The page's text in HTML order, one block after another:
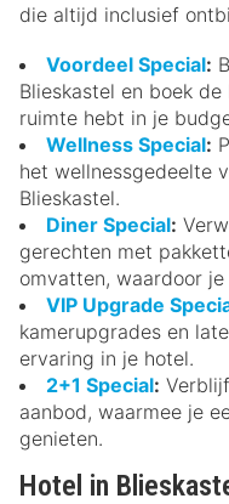
die altijd inclusief
Voordeel Special:
Blieskastel en boek
ruimte hebt in je
Wellness Special:
het wellnessgedeelte
Blieskastel.
Diner Special:
gerechten met
omvatten, waardoor
VIP Upgrade
kamerupgrades en
ervaring in je hotel.
2+1 Special:
aanbod, waarmee je
genieten.
Hotel in